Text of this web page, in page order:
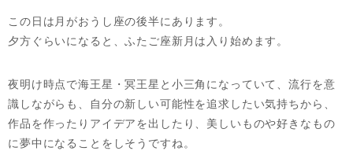
この日は月がおうし座の後半にあります。
夕方ぐらいになると、ふたご座新月は入り始めます。
夜明け時点で海王星・冥王星と小三角になっていて、流行を意
識しながらも、自分の新しい可能性を追求したい気持ちから、
作品を作ったりアイデアを出したり、美しいものや好きなもの
に夢中になることをしそうですね。